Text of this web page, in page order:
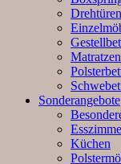
Sonderangebote
Küchen